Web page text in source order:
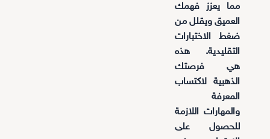
مما يعزز فهمك
العميق ويقلل من
ضغط الاختبارات
التقليدية. هذه
هي فرصتك
الذهبية لاكتساب
المعرفة
والمهارات اللازمة
للحصول على